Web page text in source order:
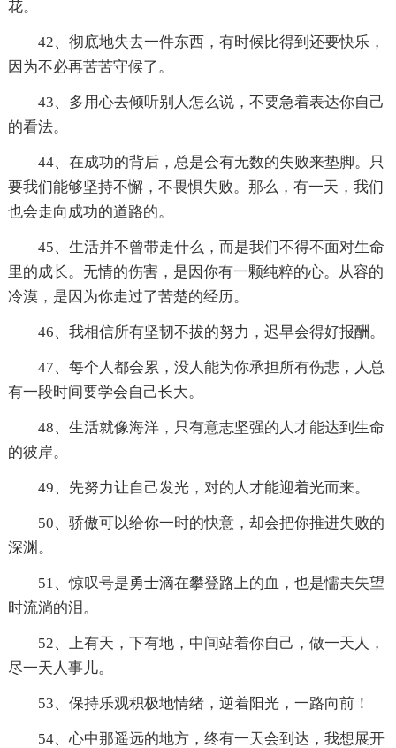
花。
42、彻底地失去一件东西，有时候比得到还要快乐，
因为不必再苦苦守候了。
43、多用心去倾听别人怎么说，不要急着表达你自己
的看法。
44、在成功的背后，总是会有无数的失败来垫脚。只
要我们能够坚持不懈，不畏惧失败。那么，有一天，我们
也会走向成功的道路的。
45、生活并不曾带走什么，而是我们不得不面对生命
里的成长。无情的伤害，是因你有一颗纯粹的心。从容的
冷漠，是因为你走过了苦楚的经历。
46、我相信所有坚韧不拔的努力，迟早会得好报酬。
47、每个人都会累，没人能为你承担所有伤悲，人总
有一段时间要学会自己长大。
48、生活就像海洋，只有意志坚强的人才能达到生命
的彼岸。
49、先努力让自己发光，对的人才能迎着光而来。
50、骄傲可以给你一时的快意，却会把你推进失败的
深渊。
51、惊叹号是勇士滴在攀登路上的血，也是懦夫失望
时流淌的泪。
52、上有天，下有地，中间站着你自己，做一天人，
尽一天人事儿。
53、保持乐观积极地情绪，逆着阳光，一路向前！
54、心中那遥远的地方，终有一天会到达，我想展开